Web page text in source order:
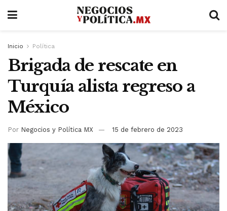
Inicio Política
Brigada de rescate en
Turquía alista regreso a
México
Por Negocios y Política MX 15 de febrero de 2023